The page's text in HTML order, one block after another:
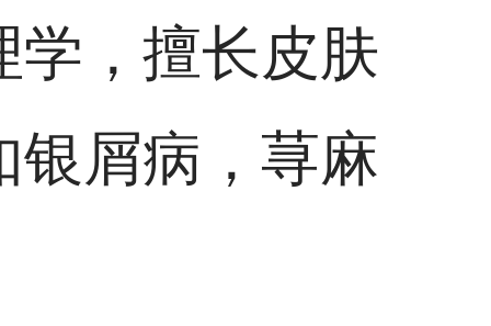
学，擅长皮肤
银屑病，荨麻